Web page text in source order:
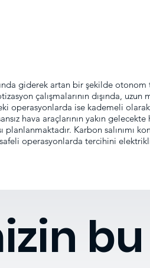
giderek artan bir şekilde
çalışmalarının dışında,
operasyonlarda ise kademeli
hava araçlarının yakın
planlanmaktadır. Karbon salınımı
operasyonlarda tercihini